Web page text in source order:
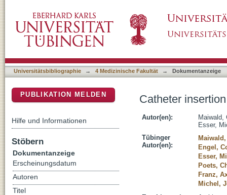
Universitätsbibliographie → 4 Medizinische Fakultät → Dokumentanzeige
Catheter
Autor(en):
Maiwald,
Esser,
Tübinger
Autor(en):
Engel,
Esser,
Poets,
Franz,
Michel,
PUBLIKATION MELDEN
Hilfe und Informationen
Stöbern
Dokumentanzeige
Erscheinungsdatum
Autoren
Titel